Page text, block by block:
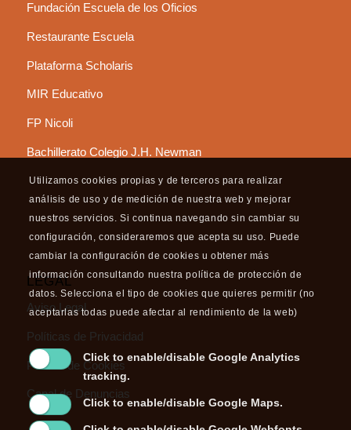
Fundación Escuela de los Oficios
Restaurante Escuela
Plataforma Scholaris
MIR Educativo
FP Nicoli
Bachillerato Colegio J.H. Newman
LEGAL
Aviso Legal
Políticas de Privacidad
Política de Cookies
Canal de Denuncias
Utilizamos cookies propias y de terceros para realizar
análisis de uso y de medición de nuestra web y mejorar
nuestros servicios. Si continua navegando sin cambiar su
configuración, consideraremos que acepta su uso. Puede
cambiar la configuración de cookies u obtener más
información consultando nuestra política de protección de
datos. Selecciona el tipo de cookies que quieres permitir (no
aceptarlas todas puede afectar al rendimiento de la web)
Click to enable/disable Google Analytics
tracking.
Click to enable/disable Google Maps.